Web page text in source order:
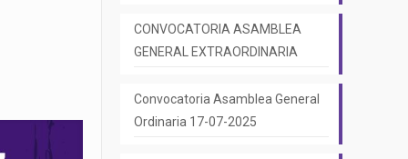
CONVOCATORIA ASAMBLEA
GENERAL EXTRAORDINARIA
Convocatoria Asamblea General
Ordinaria 17-07-2025